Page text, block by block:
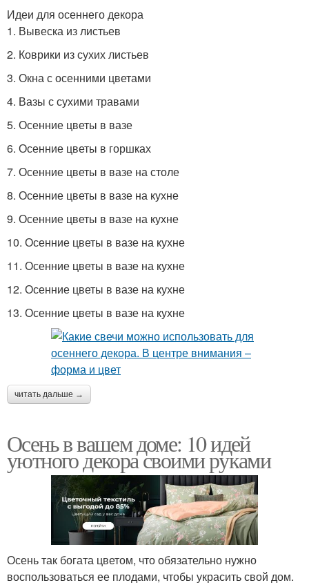
Идеи для осеннего декора
1. Вывеска из листьев
2. Коврики из сухих листьев
3. Окна с осенними цветами
4. Вазы с сухими травами
5. Осенние цветы в вазе
6. Осенние цветы в горшках
7. Осенние цветы в вазе на столе
8. Осенние цветы в вазе на кухне
9. Осенние цветы в вазе на кухне
10. Осенние цветы в вазе на кухне
11. Осенние цветы в вазе на кухне
12. Осенние цветы в вазе на кухне
13. Осенние цветы в вазе на кухне
читать дальше →
Осень в вашем доме: 10 идей
уютного декора своими руками
Осень так богата цветом, что обязательно нужно
воспользоваться ее плодами, чтобы украсить свой дом.